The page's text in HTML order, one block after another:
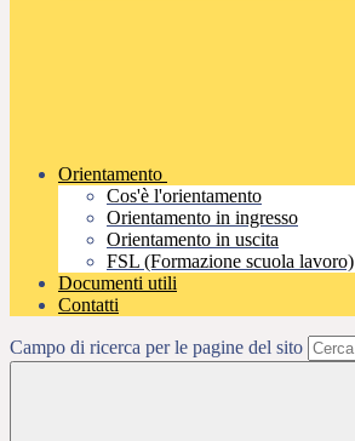
Orientamento
Cos'è l'orientamento
Orientamento in ingresso
Orientamento in uscita
FSL (Formazione scuola lavoro)
Documenti utili
Contatti
Campo di ricerca per le pagine del sito